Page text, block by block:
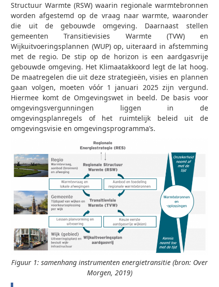
Structuur Warmte (RSW) waarin regionale warmtebronnen
worden afgestemd op de vraag naar warmte, waaronder
die uit de gebouwde omgeving. Daarnaast stellen
gemeenten Transitievisies Warmte (TVW) en
Wijkuitvoeringsplannen (WUP) op, uiteraard in afstemming
met de regio. De stip op de horizon is een aardgasvrije
gebouwde omgeving. Het Klimaatakkoord legt de lat hoog.
De maatregelen die uit deze strategieën, visies en plannen
gaan volgen, moeten vóór 1 januari 2025 zijn vergund.
Hiermee komt de Omgevingswet in beeld. De basis voor
omgevingsvergunningen liggen in de
omgevingsplanregels of het ruimtelijk beleid uit de
omgevingsvisie en omgevingsprogramma’s.
Figuur 1: samenhang instrumenten energietransitie (bron: Over
Morgen, 2019)